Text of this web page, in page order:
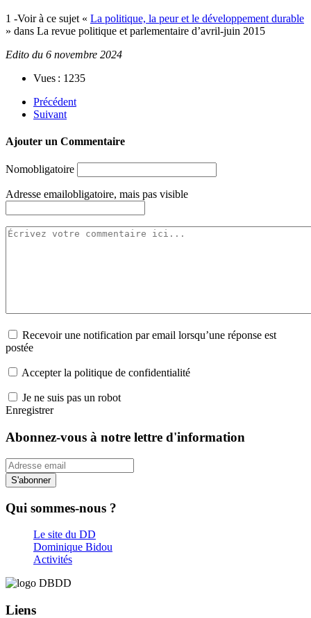
1 -Voir à ce sujet « La politique, la peur et le développement durable
» dans La revue politique et parlementaire d’avril-juin 2015
Edito du 6 novembre 2024
Vues : 1235
Précédent
Suivant
Ajouter un Commentaire
Nomobligatoire
Adresse emailobligatoire, mais pas visible
Recevoir une notification par email lorsqu’une réponse est
postée
Accepter la politique de confidentialité
Je ne suis pas un robot
Enregistrer
Abonnez-vous à notre lettre d'information
S'abonner
Qui sommes-nous ?
Le site du DD
Dominique Bidou
Activités
Liens